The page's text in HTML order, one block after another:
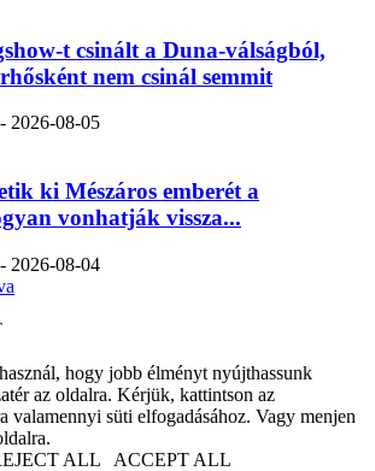
t csinált a Duna-válságból,
nem csinál semmit
- 2026-08-05
ki Mészáros emberét a
vonhatják vissza...
- 2026-08-04
hogy jobb élményt nyújthassunk
az oldalra. Kérjük, kattintson az
valamennyi süti elfogadásához. Vagy menjen
ALL ACCEPT ALL